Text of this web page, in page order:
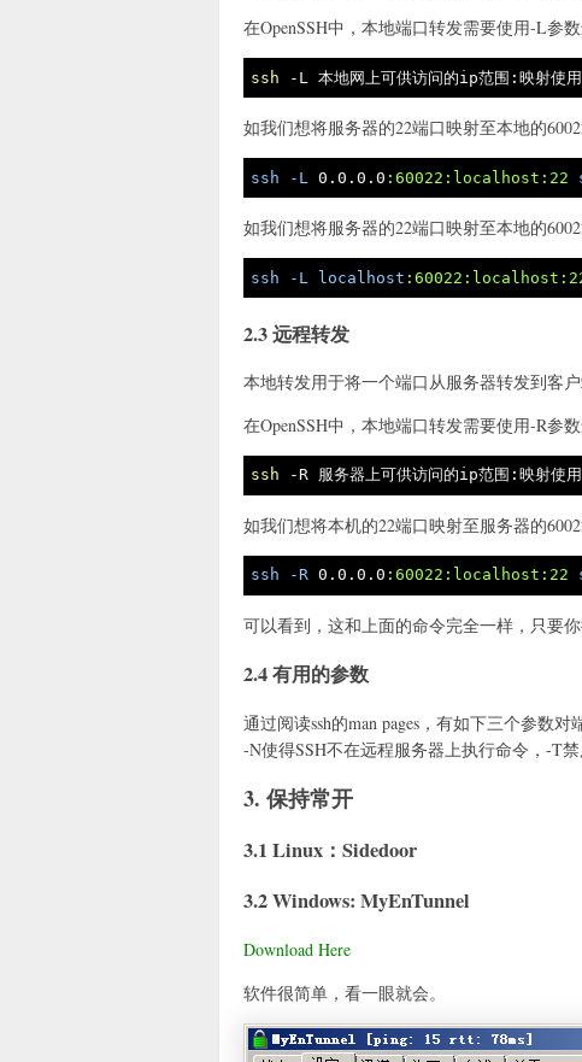
在OpenSSH中，本地端口转发需要使用-L参
ssh -L 本地网上可供访问的ip范围:映射使
如我们想将服务器的22端口映射至本地的
ssh -L 0 .0 .0 .0 :60022 :localhost :22
如我们想将服务器的22端口映射至本地的
ssh -L localhost :60022 :localhost
2.3 远程转发
本地转发用于将一个端口从服务器转发到客户
在OpenSSH中，本地端口转发需要使用-R参
ssh -R 服务器上可供访问的ip范围:映射使
如我们想将本机的22端口映射至服务器的
ssh -R 0 .0 .0 .0 :60022 :localhost :22
可以看到，这和上面的命令完全一样，只要
2.4 有用的参数
通过阅读ssh的man pages，有如下三个参数
-N使得SSH不在远程服务器上执行命令，-T禁
3. 保持常开
3.1 Linux：Sidedoor
3.2 Windows: MyEnTunnel
Download Here
软件很简单，看一眼就会。